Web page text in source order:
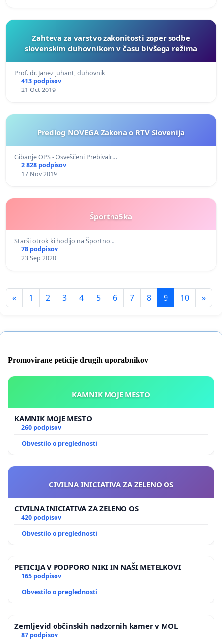
Zahteva za varstvo zakonitosti zoper sodbe
slovenskim duhovnikom v času bivšega režima
Prof. dr. Janez Juhant, duhovnik
413 podpisov
21 Oct 2019
Predlog NOVEGA Zakona o RTV Slovenija
Gibanje OPS - Osveščeni Prebivalc…
2 828 podpisov
17 Nov 2019
Športna5ka
Starši otrok ki hodijo na Športno…
78 podpisov
23 Sep 2020
« 1 2 3 4 5 6 7 8 9 10 »
Promovirane peticije drugih uporabnikov
KAMNIK MOJE MESTO
KAMNIK MOJE MESTO
260 podpisov
Obvestilo o preglednosti
CIVILNA INICIATIVA ZA ZELENO OS
CIVILNA INICIATIVA ZA ZELENO OS
420 podpisov
Obvestilo o preglednosti
PETICIJA V PODPORO NIKI IN NAŠI METELKOVI
165 podpisov
Obvestilo o preglednosti
Zemljevid občinskih nadzornih kamer v MOL
87 podpisov